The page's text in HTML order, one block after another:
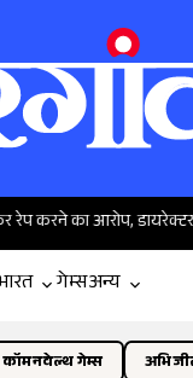
डायरेक्टर शकील
गेम्सअन्य
कॉमनवेल्थ गेम्स